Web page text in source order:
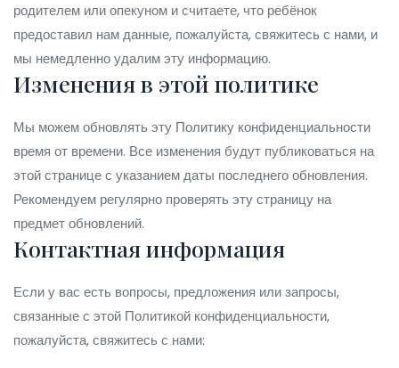
родителем или опекуном и считаете, что ребёнок
предоставил нам данные, пожалуйста, свяжитесь с нами, и
мы немедленно удалим эту информацию.
Изменения в этой политике
Мы можем обновлять эту Политику конфиденциальности
время от времени. Все изменения будут публиковаться на
этой странице с указанием даты последнего обновления.
Рекомендуем регулярно проверять эту страницу на
предмет обновлений.
Контактная информация
Если у вас есть вопросы, предложения или запросы,
связанные с этой Политикой конфиденциальности,
пожалуйста, свяжитесь с нами: